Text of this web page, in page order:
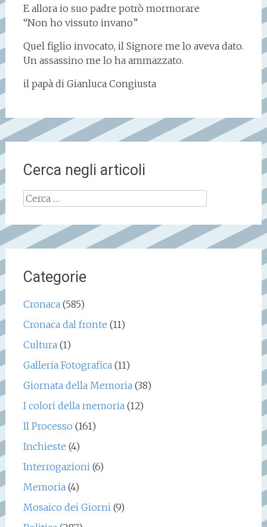
E allora io suo padre potrò mormorare
“Non ho vissuto invano”
Quel figlio invocato, il Signore me lo aveva dato.
Un assassino me lo ha ammazzato.
il papà di Gianluca Congiusta
Cerca negli articoli
Ricerca
per:
Categorie
Cronaca (585)
Cronaca dal fronte (11)
Cultura (1)
Galleria Fotografica (11)
Giornata della Memoria (38)
I colori della memoria (12)
Il Processo (161)
Inchieste (4)
Interrogazioni (6)
Memoria (4)
Mosaico dei Giorni (9)